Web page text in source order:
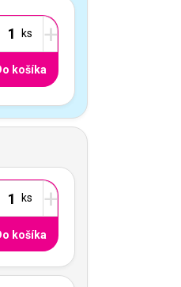
+
košíka
+
košíka